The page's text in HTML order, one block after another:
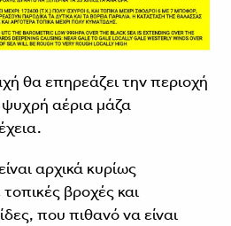
θα επηρεάζει την περιοχή
ψυχρή αέρια μάζα
αρχικά κυρίως
βροχές και
που πιθανό να είναι